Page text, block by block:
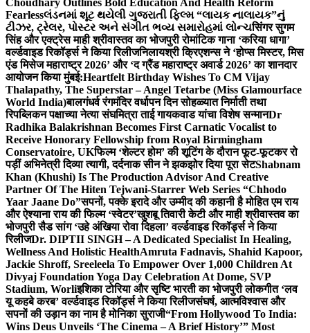
Choudhary Outlines Bold Education And Health Reform
Fearlessલંડનમાં શૂટ થયેલી ગુજરાતી ફિલ્મ “લાયક નાલાયક”નું
ટીઝર, ટ્રેલર, પોસ્ટર અને સંગીત ભવ્ય સમારોહમાં લોન્ચसिंगर सुगम
सिंह और एक्ट्रेस माही श्रीवास्तव का भोजपुरी रोमांटिक गाना ‘करिया धागा’
वर्ल्डवाइड रिकॉर्ड्स ने किया रिलीजनिलायश्री क्रिएशन्स ने ‘होप्स मिस्टर, मिस
एंड मिसेज महाराष्ट्र 2026’ और ‘द ग्रैंड महाराष्ट्र अवार्ड 2026’ का शानदार
आयोजन किया मुंबई:Heartfelt Birthday Wishes To CM Vijay
Thalapathy, The Superstar – Angel Tetarbe (Miss Glamourface
World India)बालगंधर्व रंगमंदिर वर्धापन दिन सोहळ्यात निर्माती तथा
रिपब्लिकन पक्षाच्या नेत्या संघमित्रा ताई गायकवाड यांचा विशेष सन्मानDr
Radhika Balakrishnan Becomes First Carnatic Vocalist to
Receive Honorary Fellowship from Royal Birmingham
Conservatoire, UKफिल्म ‘शेल्टर होम’ की शूटिंग के दौरान फूट-फूटकर रो
पड़ीं अभिनेत्री दिव्या त्यागी, दर्दनाक सीन ने झकझोर दिया पूरा सेटShabnam
Khan (Khushi) Is The Production Advisor And Creative
Partner Of The Hiten Tejwani-Starrer Web Series “Chhodo
Yaar Jaane Do”सपनों, पक्के इरादे और उम्मीद की कहानी है मोहित एम राय
और ऐश्याना राय की फिल्म ‘स्वेटर’खुशबू तिवारी केटी और माही श्रीवास्तव का
भोजपुरी सैड सांग ‘उहे अंखिया रोवा दिहला’ वर्ल्डवाइड रिकॉर्ड्स ने किया
रिलीजDr. DIPTII SINGH – A Dedicated Specialist In Healing,
Wellness And Holistic HealthAmruta Fadnavis, Shahid Kapoor,
Jackie Shroff, Sreeleela To Empower Over 1,000 Children At
Divyaj Foundation Yoga Day Celebration At Dome, SVP
Stadium, Worliइशिका टोरिया और सृष्टि भारती का भोजपुरी लोकगीत ‘लव
यू कहबे करब’ वर्ल्डवाइड रिकॉर्ड्स ने किया रिलीजसंघर्ष, आत्मविश्वास और
सपनों की उड़ान का नाम है मोनिका सुराजी“From Hollywood To India:
Wins Deus Unveils ‘The Cinema – A Brief History’” Most